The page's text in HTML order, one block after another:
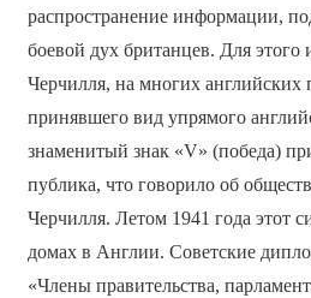
распространение информации,
боевой дух британцев. Для этого
Черчилля, на многих английских
принявшего вид упрямого
знаменитый знак «V» (победа)
публика, что говорило об
Черчилля. Летом 1941 года этот
домах в Англии. Советские
«Члены правительства,